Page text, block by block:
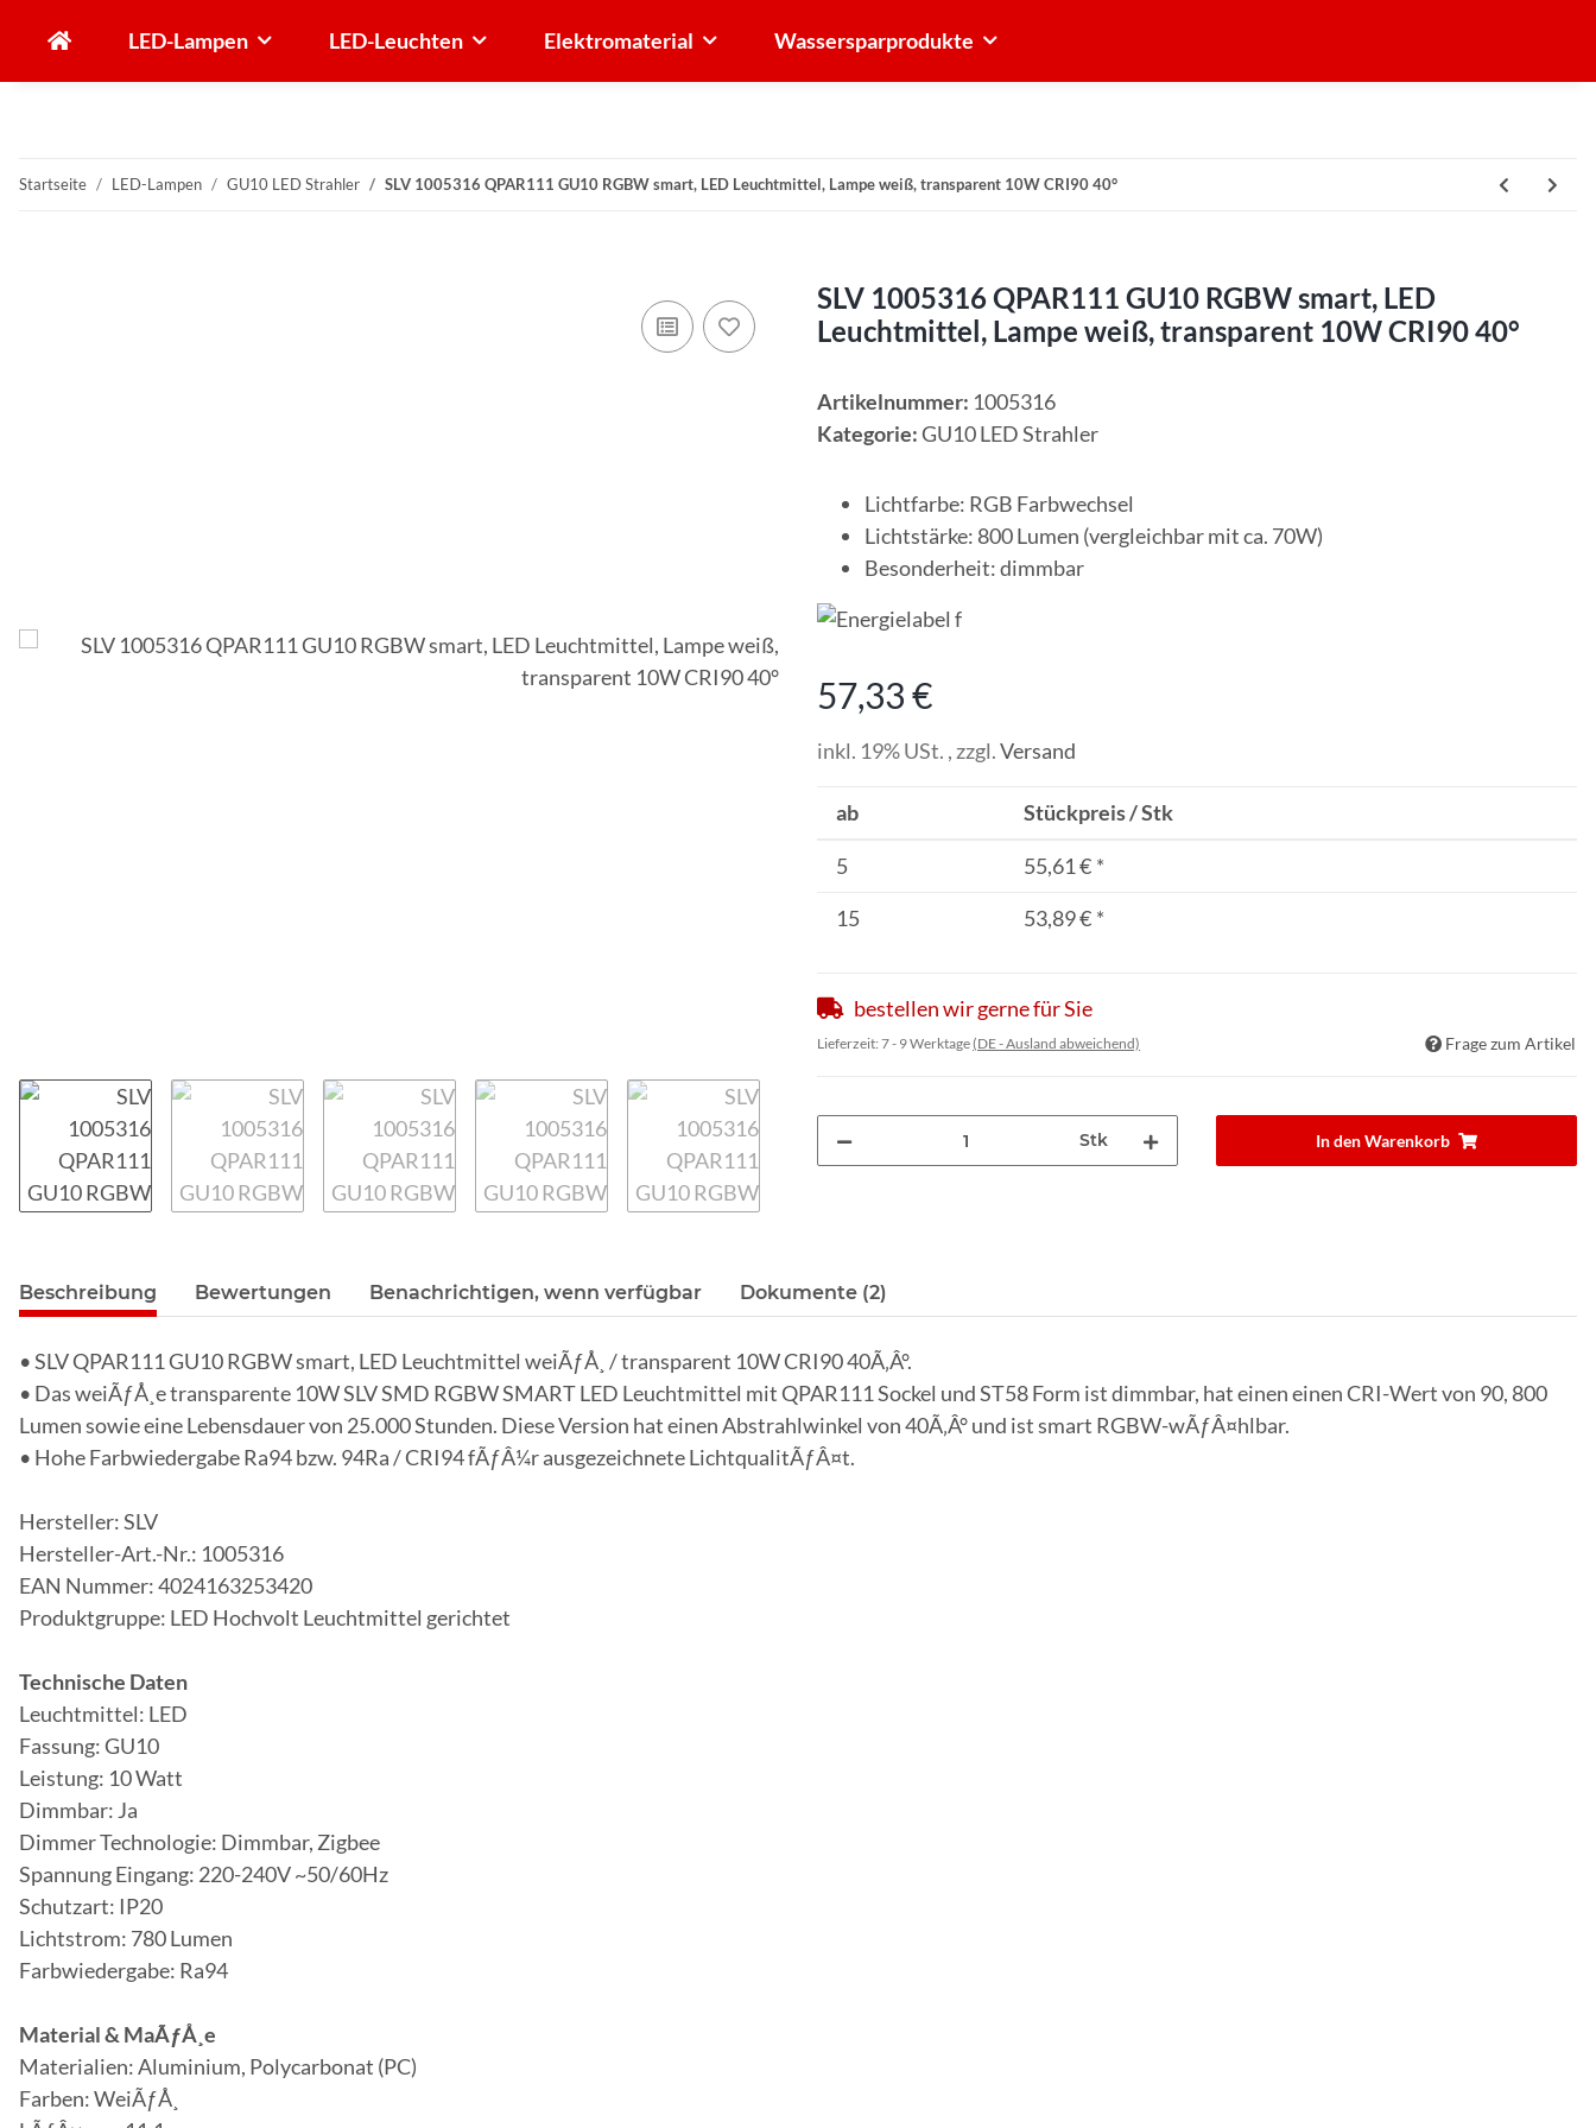
LED-Lampen LED-Leuchten Elektromaterial Wassersparprodukte
Startseite LED-Lampen GU10 LED Strahler SLV 1005316 QPAR111 GU10 RGBW smart, LED Leuchtmittel, Lampe weiß, transparent 10W CRI90 40°
SLV 1005316 QPAR111 GU10 RGBW smart, LED
Leuchtmittel, Lampe weiß, transparent 10W CRI90 40°
Artikelnummer: 1005316
Kategorie:GU10 LED Strahler
Lichtfarbe: RGB Farbwechsel
Lichtstärke: 800 Lumen (vergleichbar mit ca. 70W)
Besonderheit: dimmbar
57,33 €
inkl. 19% USt. , zzgl.Versand
ab Stückpreis / Stk
5 55,61 € *
15
53,89 € *
bestellen wir gerne für Sie
Lieferzeit: 7 - 9 Werktage(DE - Ausland abweichend) Frage zum Artikel
Stk In den Warenkorb
Beschreibung Bewertungen Benachrichtigen, wenn verfügbar Dokumente (2)
• SLV QPAR111 GU10 RGBW smart, LED Leuchtmittel weiÃƒÅ¸ / transparent 10W CRI90 40Ã‚Â°.
• Das weiÃƒÅ¸e transparente 10W SLV SMD RGBW SMART LED Leuchtmittel mit QPAR111 Sockel und ST58 Form ist dimmbar, hat einen einen CRI-Wert von 90, 800
Lumen sowie eine Lebensdauer von 25.000 Stunden. Diese Version hat einen Abstrahlwinkel von 40Ã‚Â° und ist smart RGBW-wÃƒÂ¤hlbar.
• Hohe Farbwiedergabe Ra94 bzw. 94Ra / CRI94 fÃƒÂ¼r ausgezeichnete LichtqualitÃƒÂ¤t.
Hersteller: SLV
Hersteller-Art.-Nr.: 1005316
EAN Nummer: 4024163253420
Produktgruppe: LED Hochvolt Leuchtmittel gerichtet
Technische Daten
Leuchtmittel: LED
Fassung: GU10
Leistung: 10 Watt
Dimmbar: Ja
Dimmer Technologie: Dimmbar, Zigbee
Spannung Eingang: 220-240V ~50/60Hz
Schutzart: IP20
Lichtstrom: 780 Lumen
Farbwiedergabe: Ra94
Material & MaÃƒÅ¸e
Materialien: Aluminium, Polycarbonat (PC)
Farben: WeiÃƒÅ¸